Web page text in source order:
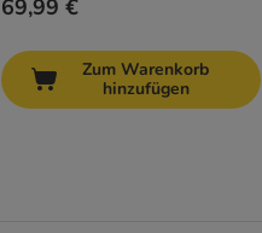
69,99 €
Zum Warenkorb
hinzufügen